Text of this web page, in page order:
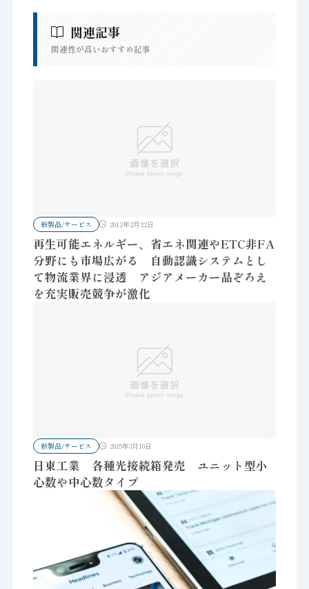
関連記事
関連性が高いおすすめ記事
新製品/サービス 2012年2月22日
再生可能エネルギー、省エネ関連やETC非FA
分野にも市場広がる 自動認識システムとし
て物流業界に浸透 アジアメーカー品ぞろえ
を充実販売競争が激化
新製品/サービス 2015年3月10日
日東工業 各種光接続箱発売 ユニット型小
心数や中心数タイプ